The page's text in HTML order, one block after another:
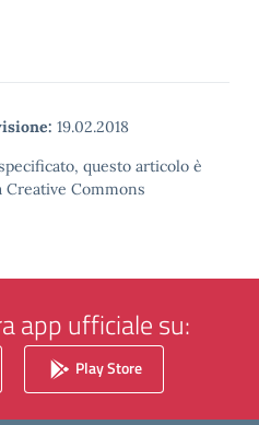
19.02.2018
questo articolo è
Commons
app ufficiale su:
Play Store